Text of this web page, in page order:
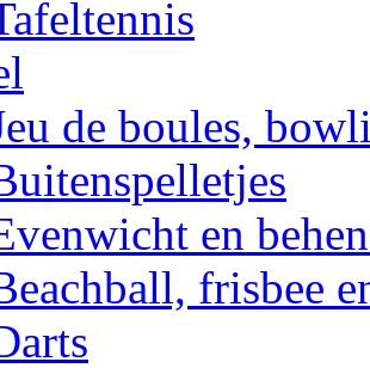
de boules,
en
frisbee